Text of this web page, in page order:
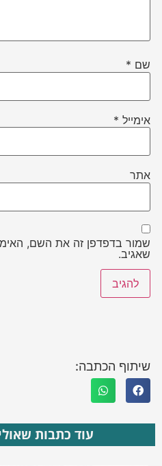
שם *
אימייל *
אתר
שמור בדפדפן זה את השם,
שאגיב.
שיתוף הכתבה:
עוד כתבות